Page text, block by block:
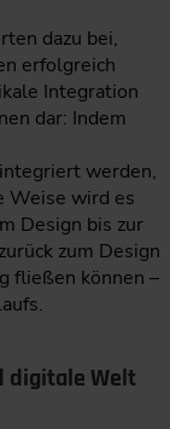
dazu bei,
erfolgreich
Integration
dar: Indem
werden,
Weise wird es
Design bis zur
zum Design
fließen können –
digitale Welt